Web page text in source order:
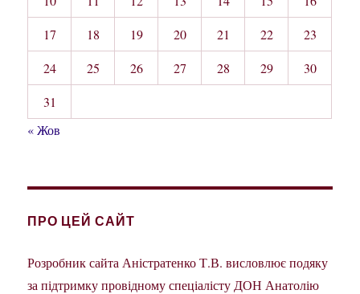
17
18 19 20 21 22
23
24
25 26 27 28 29
30
31
« Жов
ПРО ЦЕЙ САЙТ
Розробник сайта Аністратенко Т.В. висловлює подяку
за підтримку провідному спеціалісту ДОН Анатолію